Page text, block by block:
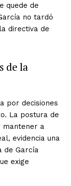
quede de
no tardó
directiva de
de la
por decisiones
La postura de
mantener a
evidencia una
de García
exige